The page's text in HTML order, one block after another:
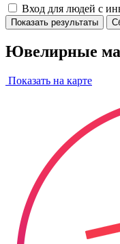
Вход для людей с
Показать результаты
Ювелирные
Показать на карте